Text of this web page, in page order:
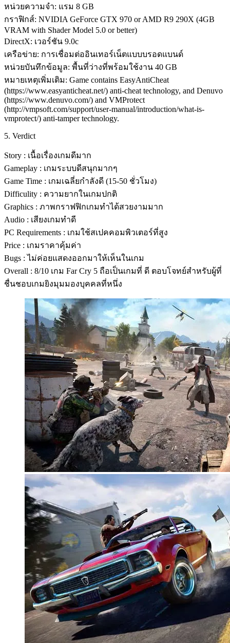
หน่วยความจำ: แรม 8 GB
กราฟิกส์: NVIDIA GeForce GTX 970 or AMD R9 290X (4GB
VRAM with Shader Model 5.0 or better)
DirectX: เวอร์ชัน 9.0c
เครือข่าย: การเชื่อมต่ออินเทอร์เน็ตแบบบรอดแบนด์
หน่วยบันทึกข้อมูล: พื้นที่ว่างที่พร้อมใช้งาน 40 GB
หมายเหตุเพิ่มเติม: Game contains EasyAntiCheat
(https://www.easyanticheat.net/) anti-cheat technology, and Denuvo
(https://www.denuvo.com/) and VMProtect
(http://vmpsoft.com/support/user-manual/introduction/what-is-
vmprotect/) anti-tamper technology.
5. Verdict
Story : เนื้อเรื่องเกมดีมาก
Gameplay : เกมระบบดีสนุกมากๆ
Game Time : เกมเฉลี่ยกำลังดี (15-50 ชั่วโมง)
Difficulity : ความยากในเกมปกติ
Graphics : ภาพกราฟฟิกเกมทำได้สวยงามมาก
Audio : เสียงเกมทำดี
PC Requirements : เกมใช้สเปคคอมพิวเตอร์ที่สูง
Price : เกมราคาคุ้มค่า
Bugs : ไม่ค่อยแสดงออกมาให้เห็นในเกม
Overall : 8/10 เกม Far Cry 5 ถือเป็นเกมที่ ดี ตอบโจทย์สำหรับผู้ที่
ชื่นชอบเกมยิงมุมมองบุคคลที่หนึ่ง